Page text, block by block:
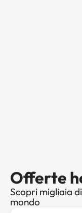
Offerte
Scopri migliaia
mondo